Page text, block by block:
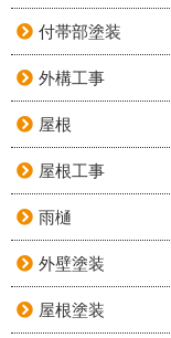
付帯部塗装
外構工事
屋根
屋根工事
雨樋
外壁塗装
屋根塗装